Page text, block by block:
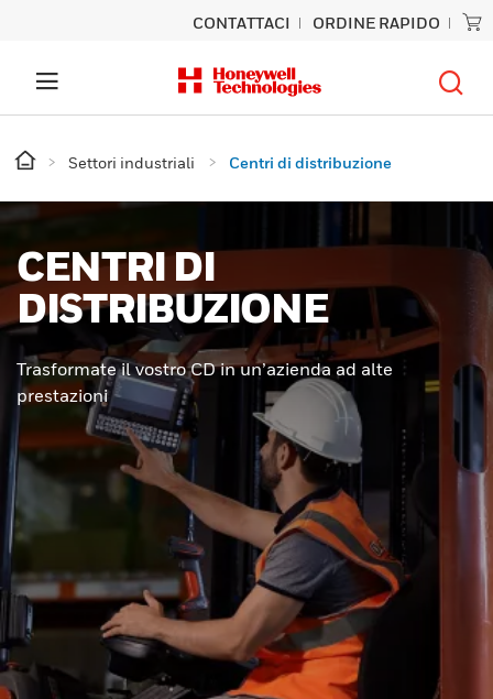
CONTATTACI ORDINE RAPIDO
Settori industriali Centri di distribuzione
CENTRI DI
DISTRIBUZIONE
Trasformate il vostro CD in un’azienda ad alte
prestazioni